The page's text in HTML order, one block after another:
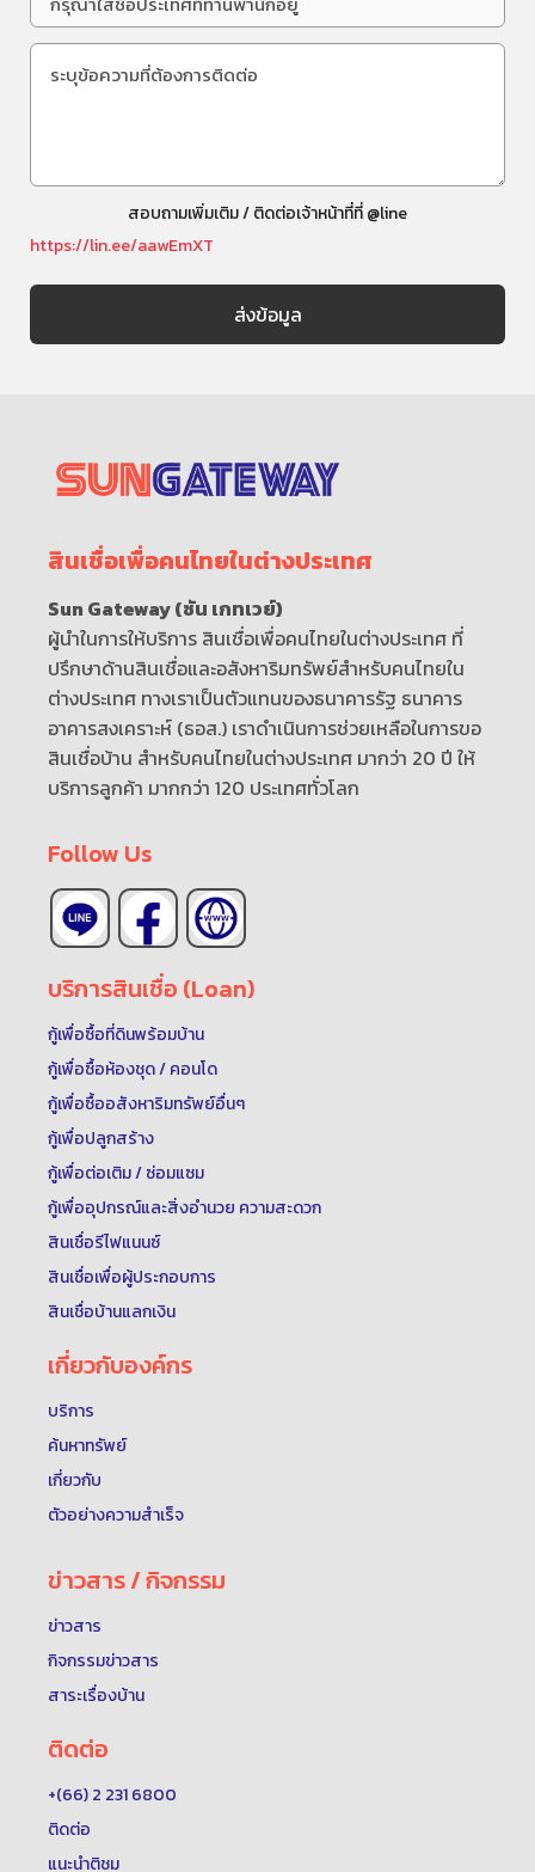
สอบถามเพิ่มเติม / ติดต่อเจ้าหน้าที่ที่ @line
https://lin.ee/aawEmXT
สินเชื่อเพื่อคนไทยในต่างประเทศ
Sun Gateway (ซัน เกทเวย์)
ผู้นำในการให้บริการ สินเชื่อเพื่อคนไทยในต่างประเทศ ที่
ปรึกษาด้านสินเชื่อและอสังหาริมทรัพย์สำหรับคนไทยใน
ต่างประเทศ ทางเราเป็นตัวแทนของธนาคารรัฐ ธนาคาร
อาคารสงเคราะห์ (ธอส.) เราดำเนินการช่วยเหลือในการขอ
สินเชื่อบ้าน สำหรับคนไทยในต่างประเทศ มากว่า 20 ปี ให้
บริการลูกค้า มากกว่า 120 ประเทศทั่วโลก
Follow Us
บริการสินเชื่อ (Loan)
กู้เพื่อซื้อที่ดินพร้อมบ้าน
กู้เพื่อซื้อห้องชุด / คอนโด
กู้เพื่อซื้ออสังหาริมทรัพย์อื่นๆ
กู้เพื่อปลูกสร้าง
กู้เพื่อต่อเติม / ซ่อมแซม
กู้เพื่ออุปกรณ์และสิ่งอำนวย ความสะดวก
สินเชื่อรีไฟแนนซ์
สินเชื่อเพื่อผู้ประกอบการ
สินเชื่อบ้านแลกเงิน
เกี่ยวกับองค์กร
บริการ
ค้นหาทรัพย์
เกี่ยวกับ
ตัวอย่างความสำเร็จ
ข่าวสาร / กิจกรรม
ข่าวสาร
กิจกรรมข่าวสาร
สาระเรื่องบ้าน
ติดต่อ
+(66) 2 231 6800
ติดต่อ
แนะนำติชม